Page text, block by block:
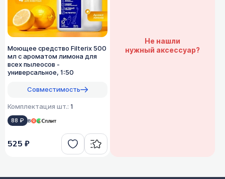
Моющее средство Filterix 500
мл с ароматом лимона для
всех пылеосов -
универсальное, 1:50
Совместимость
Комплектация шт.: 1
88 ₽ в
525 ₽
Не нашли
нужный аксессуар?